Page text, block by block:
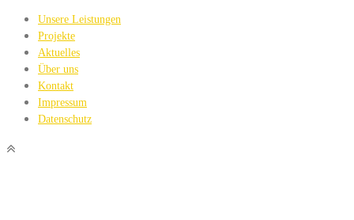
Unsere Leistungen
Projekte
Aktuelles
Über uns
Kontakt
Impressum
Datenschutz